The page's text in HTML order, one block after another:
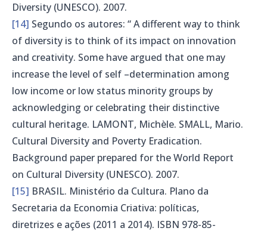
Diversity (UNESCO). 2007.
[14] Segundo os autores: “ A different way to think
of diversity is to think of its impact on innovation
and creativity. Some have argued that one may
increase the level of self –determination among
low income or low status minority groups by
acknowledging or celebrating their distinctive
cultural heritage. LAMONT, Michèle. SMALL, Mario.
Cultural Diversity and Poverty Eradication.
Background paper prepared for the World Report
on Cultural Diversity (UNESCO). 2007.
[15] BRASIL. Ministério da Cultura. Plano da
Secretaria da Economia Criativa: políticas,
diretrizes e ações (2011 a 2014). ISBN 978-85-